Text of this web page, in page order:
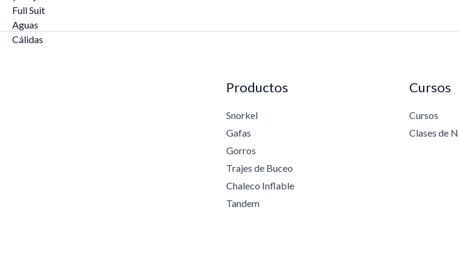
$
Productos
Snorkel
Gafas
Gorros
Trajes de Buceo
Chaleco Inflable
Tandem
Cursos
Cursos
Clases de